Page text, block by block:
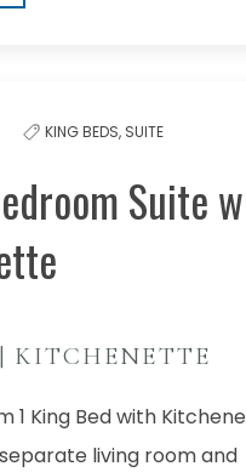
KING BEDS, SUITE
Suite
| KITCHENETTE
1 King Bed with
living room and